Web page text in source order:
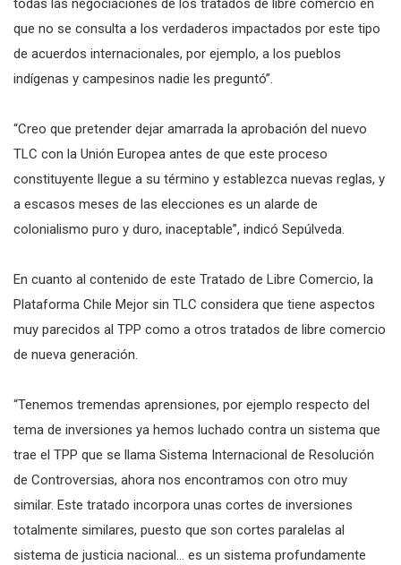
todas las negociaciones de los tratados de libre comercio en
que no se consulta a los verdaderos impactados por este tipo
de acuerdos internacionales, por ejemplo, a los pueblos
indígenas y campesinos nadie les preguntó”.
“Creo que pretender dejar amarrada la aprobación del nuevo
TLC con la Unión Europea antes de que este proceso
constituyente llegue a su término y establezca nuevas reglas, y
a escasos meses de las elecciones es un alarde de
colonialismo puro y duro, inaceptable”, indicó Sepúlveda.
En cuanto al contenido de este Tratado de Libre Comercio, la
Plataforma Chile Mejor sin TLC considera que tiene aspectos
muy parecidos al TPP como a otros tratados de libre comercio
de nueva generación.
“Tenemos tremendas aprensiones, por ejemplo respecto del
tema de inversiones ya hemos luchado contra un sistema que
trae el TPP que se llama Sistema Internacional de Resolución
de Controversias, ahora nos encontramos con otro muy
similar. Este tratado incorpora unas cortes de inversiones
totalmente similares, puesto que son cortes paralelas al
sistema de justicia nacional… es un sistema profundamente